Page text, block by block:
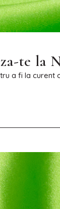
te la
a fi la curent